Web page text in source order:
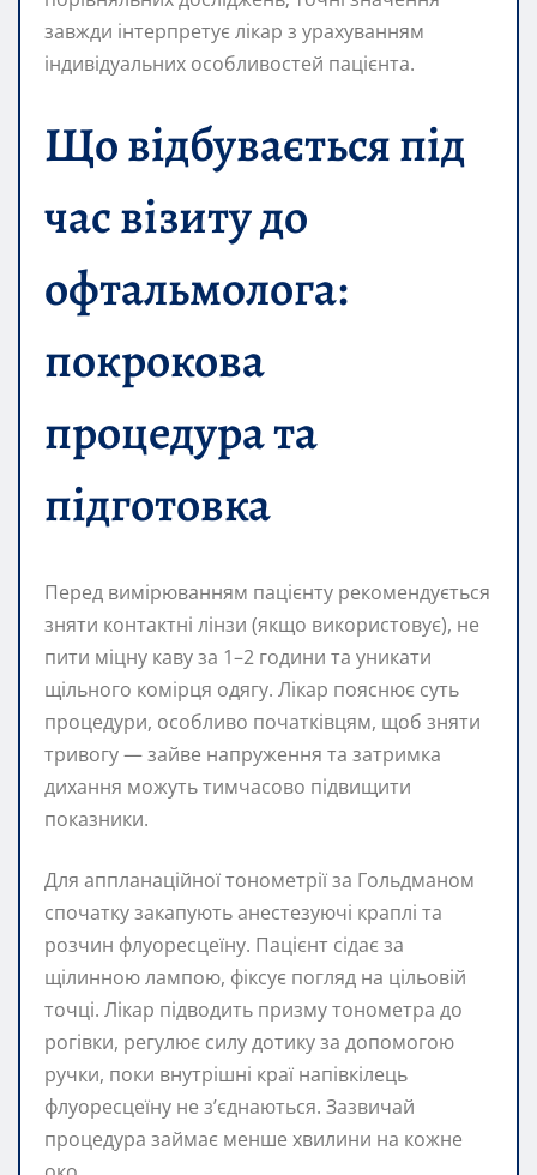
завжди інтерпретує лікар з урахуванням
індивідуальних особливостей пацієнта.
Що відбувається під
час візиту до
офтальмолога:
покрокова
процедура та
підготовка
Перед вимірюванням пацієнту рекомендується
зняти контактні лінзи (якщо використовує), не
пити міцну каву за 1–2 години та уникати
щільного комірця одягу. Лікар пояснює суть
процедури, особливо початківцям, щоб зняти
тривогу — зайве напруження та затримка
дихання можуть тимчасово підвищити
показники.
Для аппланаційної тонометрії за Гольдманом
спочатку закапують анестезуючі краплі та
розчин флуоресцеїну. Пацієнт сідає за
щілинною лампою, фіксує погляд на цільовій
точці. Лікар підводить призму тонометра до
рогівки, регулює силу дотику за допомогою
ручки, поки внутрішні краї напівкілець
флуоресцеїну не з’єднаються. Зазвичай
процедура займає менше хвилини на кожне